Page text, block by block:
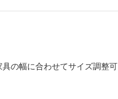
の幅に合わせてサイズ調整可